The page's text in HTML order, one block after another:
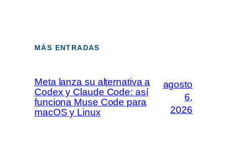
MÁS ENTRADAS
Meta lanza su alternativa a
Codex y Claude Code: así
funciona Muse Code para
macOS y Linux
agosto
6,
2026